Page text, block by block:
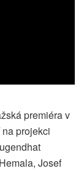
premiéra v
projekci
Josef